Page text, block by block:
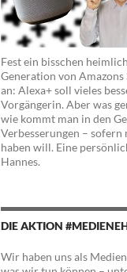
Fest ein bisschen
Generation von
an: Alexa+ soll vieles
Vorgängerin. Aber was
wie kommt man in den
Verbesserungen – sofern
haben will. Eine
Hannes.
DIE AKTION
Wir haben uns als